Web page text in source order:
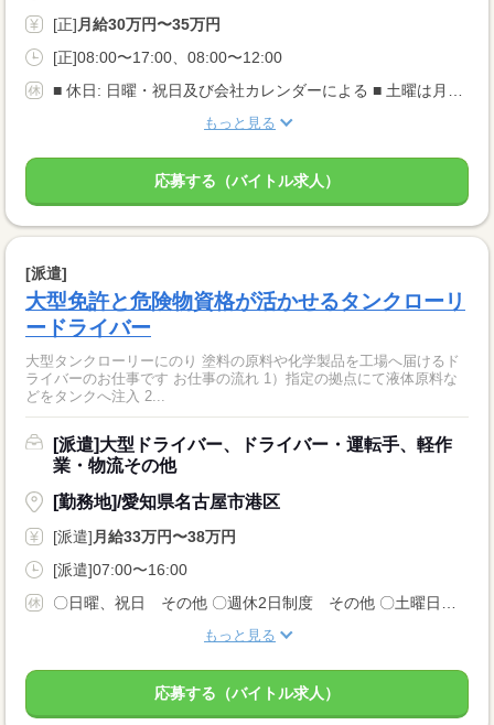
[正] 月給30万円〜35万円
[正]08:00〜17:00、08:00〜12:00
もっと見る
応募する（バイトル求人）
[派遣]
大型免許と危険物資格が活かせるタンクローリ
ードライバー
大型タンクローリーにのり 塗料の原料や化学製品を工場へ届けるド
ライバーのお仕事です お仕事の流れ 1）指定の拠点にて液体原料な
どをタンクへ注入 2...
[派遣]大型ドライバー、ドライバー・運転手、軽作
業・物流その他
[勤務地]/愛知県名古屋市港区
[派遣] 月給33万円〜38万円
[派遣]07:00〜16:00
もっと見る
応募する（バイトル求人）